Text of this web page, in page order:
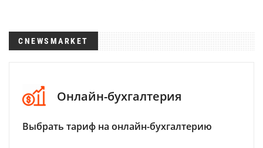
CNEWSMARKET
Онлайн-бухгалтерия
Выбрать тариф на онлайн-бухгалтерию